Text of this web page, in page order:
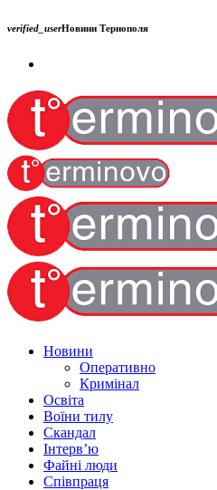
verified_userНовини Тернополя
Новини
Оперативно
Кримінал
Освіта
Воїни тилу
Скандал
Інтерв’ю
Файні люди
Співпраця